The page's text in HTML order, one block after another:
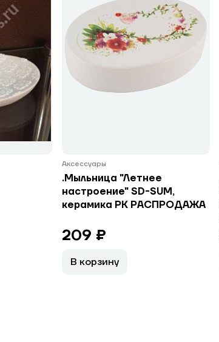
Аксессуары
.Мыльница "Летнее
настроение" SD-SUM,
керамика РК РАСПРОДАЖА
209 ₽
В корзину